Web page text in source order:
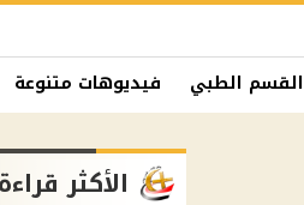
القسم الطبي فيديوهات متنوعة
الأكثر قراءة